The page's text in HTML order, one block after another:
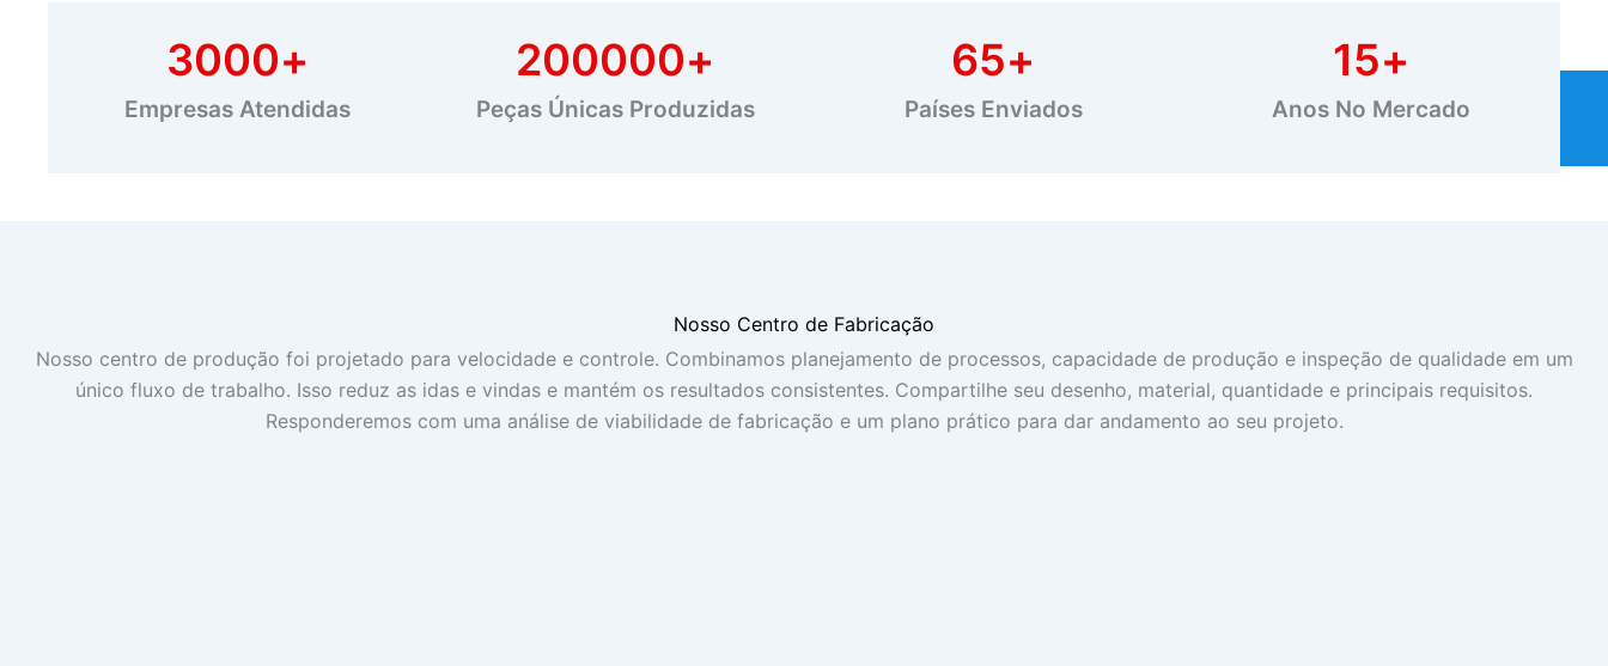
Empresas Atendidas
3000+
Peças Únicas Produzidas
200000+
Países Enviados
65+
Anos No Mercado
15+
Nosso Centro de Fabricação
Nosso centro de produção foi projetado para velocidade e controle. Combinamos planejamento de processos, capacidade de produção e inspeção de qualidade em um
único fluxo de trabalho. Isso reduz as idas e vindas e mantém os resultados consistentes. Compartilhe seu desenho, material, quantidade e principais requisitos.
Responderemos com uma análise de viabilidade de fabricação e um plano prático para dar andamento ao seu projeto.